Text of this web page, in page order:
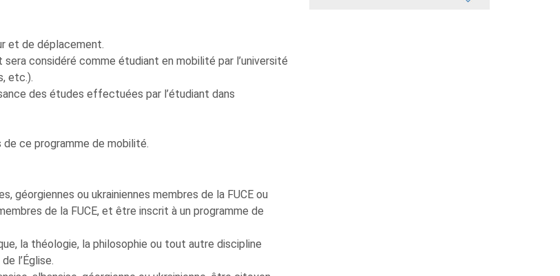
et de déplacement.
considéré comme étudiant en mobilité par l’université
etc.).
des études effectuées par l’étudiant dans
ce programme de mobilité.
géorgiennes ou ukrainiennes membres de la FUCE ou
de la FUCE, et être inscrit à un programme de
la théologie, la philosophie ou tout autre discipline
l’Église.